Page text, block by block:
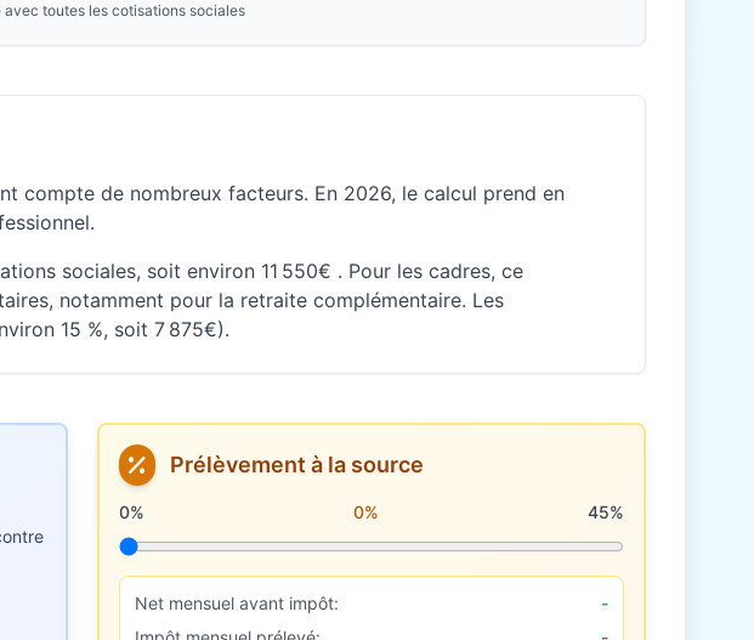
toutes les cotisations sociales
compte de nombreux facteurs. En 2026, le calcul prend en
sociales, soit environ 11 550€ . Pour les cadres, ce
notamment pour la retraite complémentaire. Les
15 %, soit 7 875€).
Prélèvement à la source
Taux de prélèvement à la source
0% 0% 45%
Net mensuel avant impôt:
-